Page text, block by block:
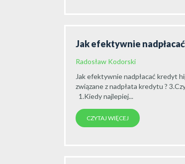
Jak efektywnie
Radosław Kodorski
Jak efektywnie nadpłacać kredyt
związane z nadpłata kredytu ?
1.Kiedy najlepiej...
CZYTAJ WIĘCEJ